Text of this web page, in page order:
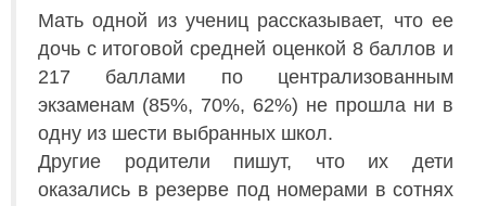
Мать одной из учениц рассказывает, что ее
дочь с итоговой средней оценкой 8 баллов и
217 баллами по централизованным
экзаменам (85%, 70%, 62%) не прошла ни в
одну из шести выбранных школ.
Другие родители пишут, что их дети
оказались в резерве под номерами в сотнях